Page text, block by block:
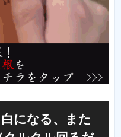
になる、また